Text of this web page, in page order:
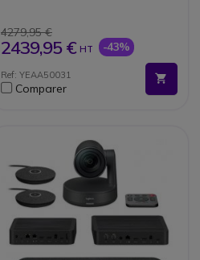
résolution 4K
Fonctions IA : cadrage
automatique, suivi du locuteur
16 micros MEMS avec capture
à 10m
Audio stéréo : 4 haut-parleurs
4279,95 €
2439,95 € HT -43%
Ref: YEAA50031
Comparer